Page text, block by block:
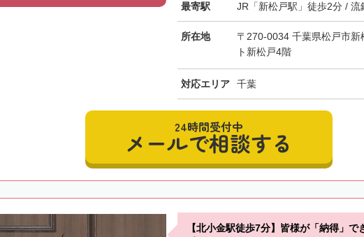
最寄駅 JR「新松戸駅」徒歩2分 /
所在地
〒270-0034 千葉県松戸市
ト新松戸4階
対応エリア 千葉
24時間受付中
メールで相談する
【北小金駅徒歩7分】皆様が「納得」で